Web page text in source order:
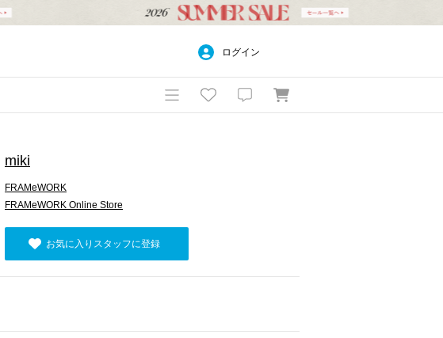
ログイン
miki
FRAMeWORK
FRAMeWORK Online Store
お気に入りスタッフに登録